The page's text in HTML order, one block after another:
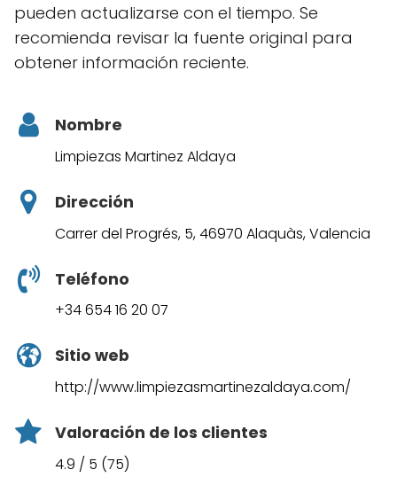
pueden actualizarse con el tiempo. Se
recomienda revisar la fuente original para
obtener información reciente.
Nombre
Limpiezas Martinez Aldaya
Dirección
Carrer del Progrés, 5, 46970 Alaquàs, Valencia
Teléfono
+34 654 16 20 07
Sitio web
http://www.limpiezasmartinezaldaya.com/
Valoración de los clientes
4.9 / 5 (75)